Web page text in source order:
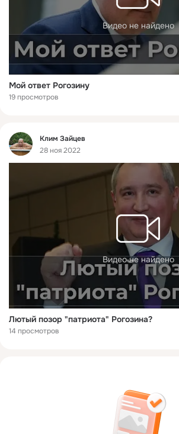
Видео не найдено
Мой ответ Рогозину
19 просмотров
Фид
Клим Зайцев
28 ноя 2022
Видео не найдено
Лютый позор "патриота" Рогозина?
14 просмотров